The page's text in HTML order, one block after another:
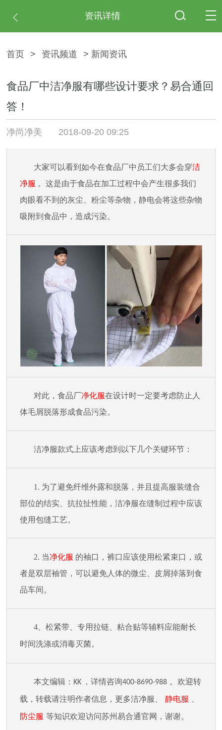
资讯详情
首页 > 资讯频道 > 新闻资讯
食品厂中洁净服有哪些设计要求？易合通回
答！
净尚净美 2018-09-20 09:25
大家可以看到如今在食品厂中员工们大多会穿洁
净服 。这是由于食品在加工过程中会产生很多我们
肉眼看不到的灰尘、粉尘等杂物，静电会将这些杂物
吸附到食品中，造成污染。
对此，食品厂净化服在设计时一定要考虑防止人
体毛屑脱落形成食品污染。
洁净服款式上应该考虑到以下几个关键环节：
1. 为了避免纤维外露和脱落，并且提高服装缝合
部位的结实、抗拉扯性能，洁净服在缝制过程中应该
使用包缝工艺。
2. 当净化服 的袖口，裤口应该使用松紧束口，或
者是双层袖管，可以避免人体的微尘、皮屑掉落到食
品车间。
4、松紧带、专用拉链、粘合贴等辅料应能耐长
时间洗涤或消毒灭菌。
本文编辑： KK ，详情咨询400-8690-988 。 欢迎转
载，转载请注明作者信息，更多洁净服、 静电服 、
防尘服 等知识欢迎访问苏州易合通官网，谢谢。